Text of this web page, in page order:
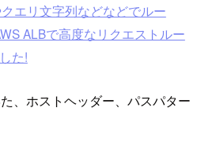
エリ文字列などなどでルー
ALBで高度なリクエストルー
た!
、ホストヘッダー、パスパター